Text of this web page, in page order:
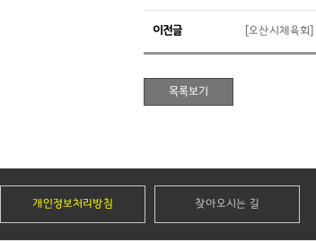
이전글 [오산시체육
개인정보처리방침 찾아오시는 길